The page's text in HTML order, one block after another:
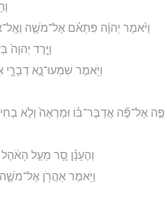
וַיֹּ֨אמֶר יְהוָ֜ה פִּתְאֹ֗ם אֶל־מֹשֶׁ֤ה
וַיֵּ֤רֶד יְהוָה֙
וַיֹּ֖אמֶר שִׁמְעוּ־נָ֣א דְבָרָ֑י
פֶּ֣ה אֶל־פֶּ֞ה אֲדַבֶּר־בּ֗וֹ וּמַרְאֶה֙ וְלֹ֣א
וְהֶעָנָ֗ן סָ֚ר מֵעַ֣ל
וַיֹּ֥אמֶר אַהֲרֹ֖ן